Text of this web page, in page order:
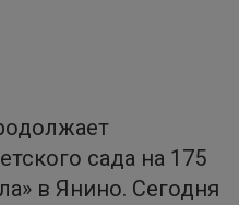
сада на 175
в Янино. Сегодня